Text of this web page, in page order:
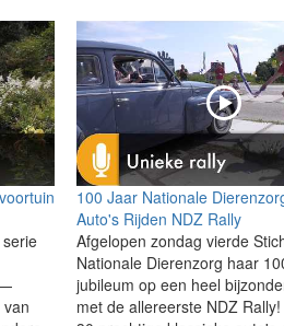
100 Jaar Nationale
Auto's Rijden NDZ Rally
Afgelopen zondag vierde
Nationale Dierenzorg haar
jubileum op een heel
met de allereerste NDZ